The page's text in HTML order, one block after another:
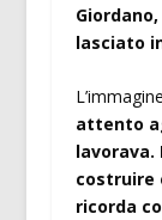
lasciato
attento
lavorava.
costruire
ricorda